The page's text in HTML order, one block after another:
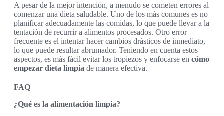
A pesar de la mejor intención, a menudo se cometen errores al
comenzar una dieta saludable. Uno de los más comunes es no
planificar adecuadamente las comidas, lo que puede llevar a la
tentación de recurrir a alimentos procesados. Otro error
frecuente es el intentar hacer cambios drásticos de inmediato,
lo que puede resultar abrumador. Teniendo en cuenta estos
aspectos, es más fácil evitar los tropiezos y enfocarse en cómo
empezar dieta limpia de manera efectiva.
FAQ
¿Qué es la alimentación limpia?